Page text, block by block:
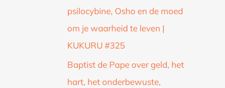
psilocybine, Osho en de moed
om je waarheid te leven |
KUKURU #325
Baptist de Pape over geld, het
hart, het onderbewuste,